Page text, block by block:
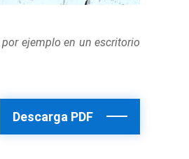
ejemplo en un escritorio
Descarga PDF